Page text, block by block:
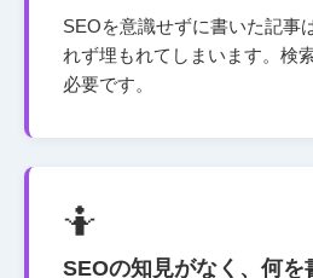
SEOを意識せずに書いた記事
れず埋もれてしまいます。検
必要です。
🤷
SEOの知見がなく、何を